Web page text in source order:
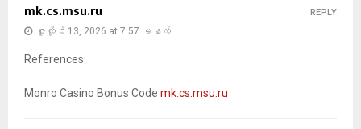
mk.cs.msu.ru
ဇူလိုင် 13, 2026 at 7:57 မနက်
References:
Monro Casino Bonus Code mk.cs.msu.ru
REPLY